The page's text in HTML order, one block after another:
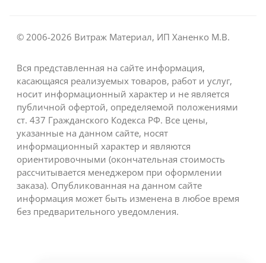
© 2006-2026 Витраж Материал, ИП Ханенко М.В.
Вся представленная на сайте информация,
касающаяся реализуемых товаров, работ и услуг,
носит информационный характер и не является
публичной офертой, определяемой положениями
ст. 437 Гражданского Кодекса РФ. Все цены,
указанные на данном сайте, носят
информационный характер и являются
ориентировочными (окончательная стоимость
рассчитывается менеджером при оформлении
заказа). Опубликованная на данном сайте
информация может быть изменена в любое время
без предварительного уведомления.